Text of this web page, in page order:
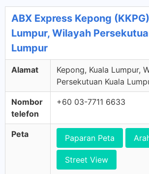
ABX Express Kepong
Lumpur, Wilayah
Lumpur
Alamat
Kepong, Kuala Lumpur,
Persekutuan Kuala
Nombor
telefon
+60 03-7711 6633
Peta Paparan Peta
Street View